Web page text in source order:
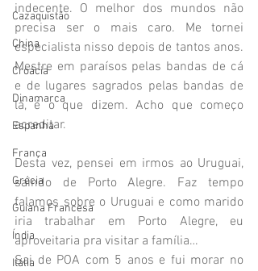
Cazaquistão
China
Croácia
Dinamarca
Espanha
França
Grécia
Guiana Francesa
Índia
Itália
indecente. O melhor dos mundos não
precisa ser o mais caro. Me tornei
especialista nisso depois de tantos anos.
Mestre em paraísos pelas bandas de cá
e de lugares sagrados pelas bandas de
lá, é o que dizem. Acho que começo
acreditar.
Desta vez, pensei em irmos ao Uruguai,
saindo de Porto Alegre. Faz tempo
falamos sobre o Uruguai e como marido
iria trabalhar em Porto Alegre, eu
aproveitaria pra visitar a família…
Sai de POA com 5 anos e fui morar no